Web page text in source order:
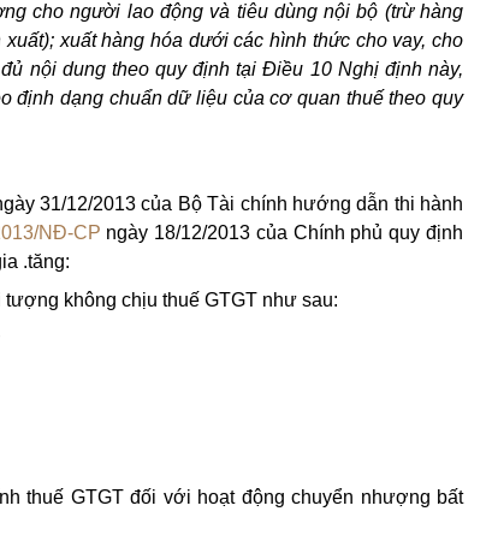
cho người lao động và tiêu dùng nội bộ (trừ hàng
xuất hàng hóa dưới các hình thức cho vay, cho
nội dung theo quy định tại Điều 10 Nghị định này,
định dạng chuẩn dữ liệu của cơ quan thuế theo quy
31/12/2013 của Bộ Tài chính hướng dẫn thi hành
NĐ-CP ngày 18/12/2013 của Chính phủ quy định
.tăng:
không chịu thuế GTGT như sau:
thuế GTGT đối với hoạt động chuyển nhượng bất